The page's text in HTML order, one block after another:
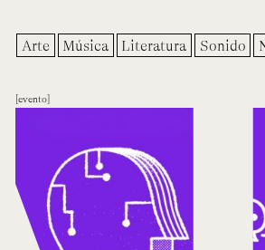
Arte Música Literatura Sonido
evento